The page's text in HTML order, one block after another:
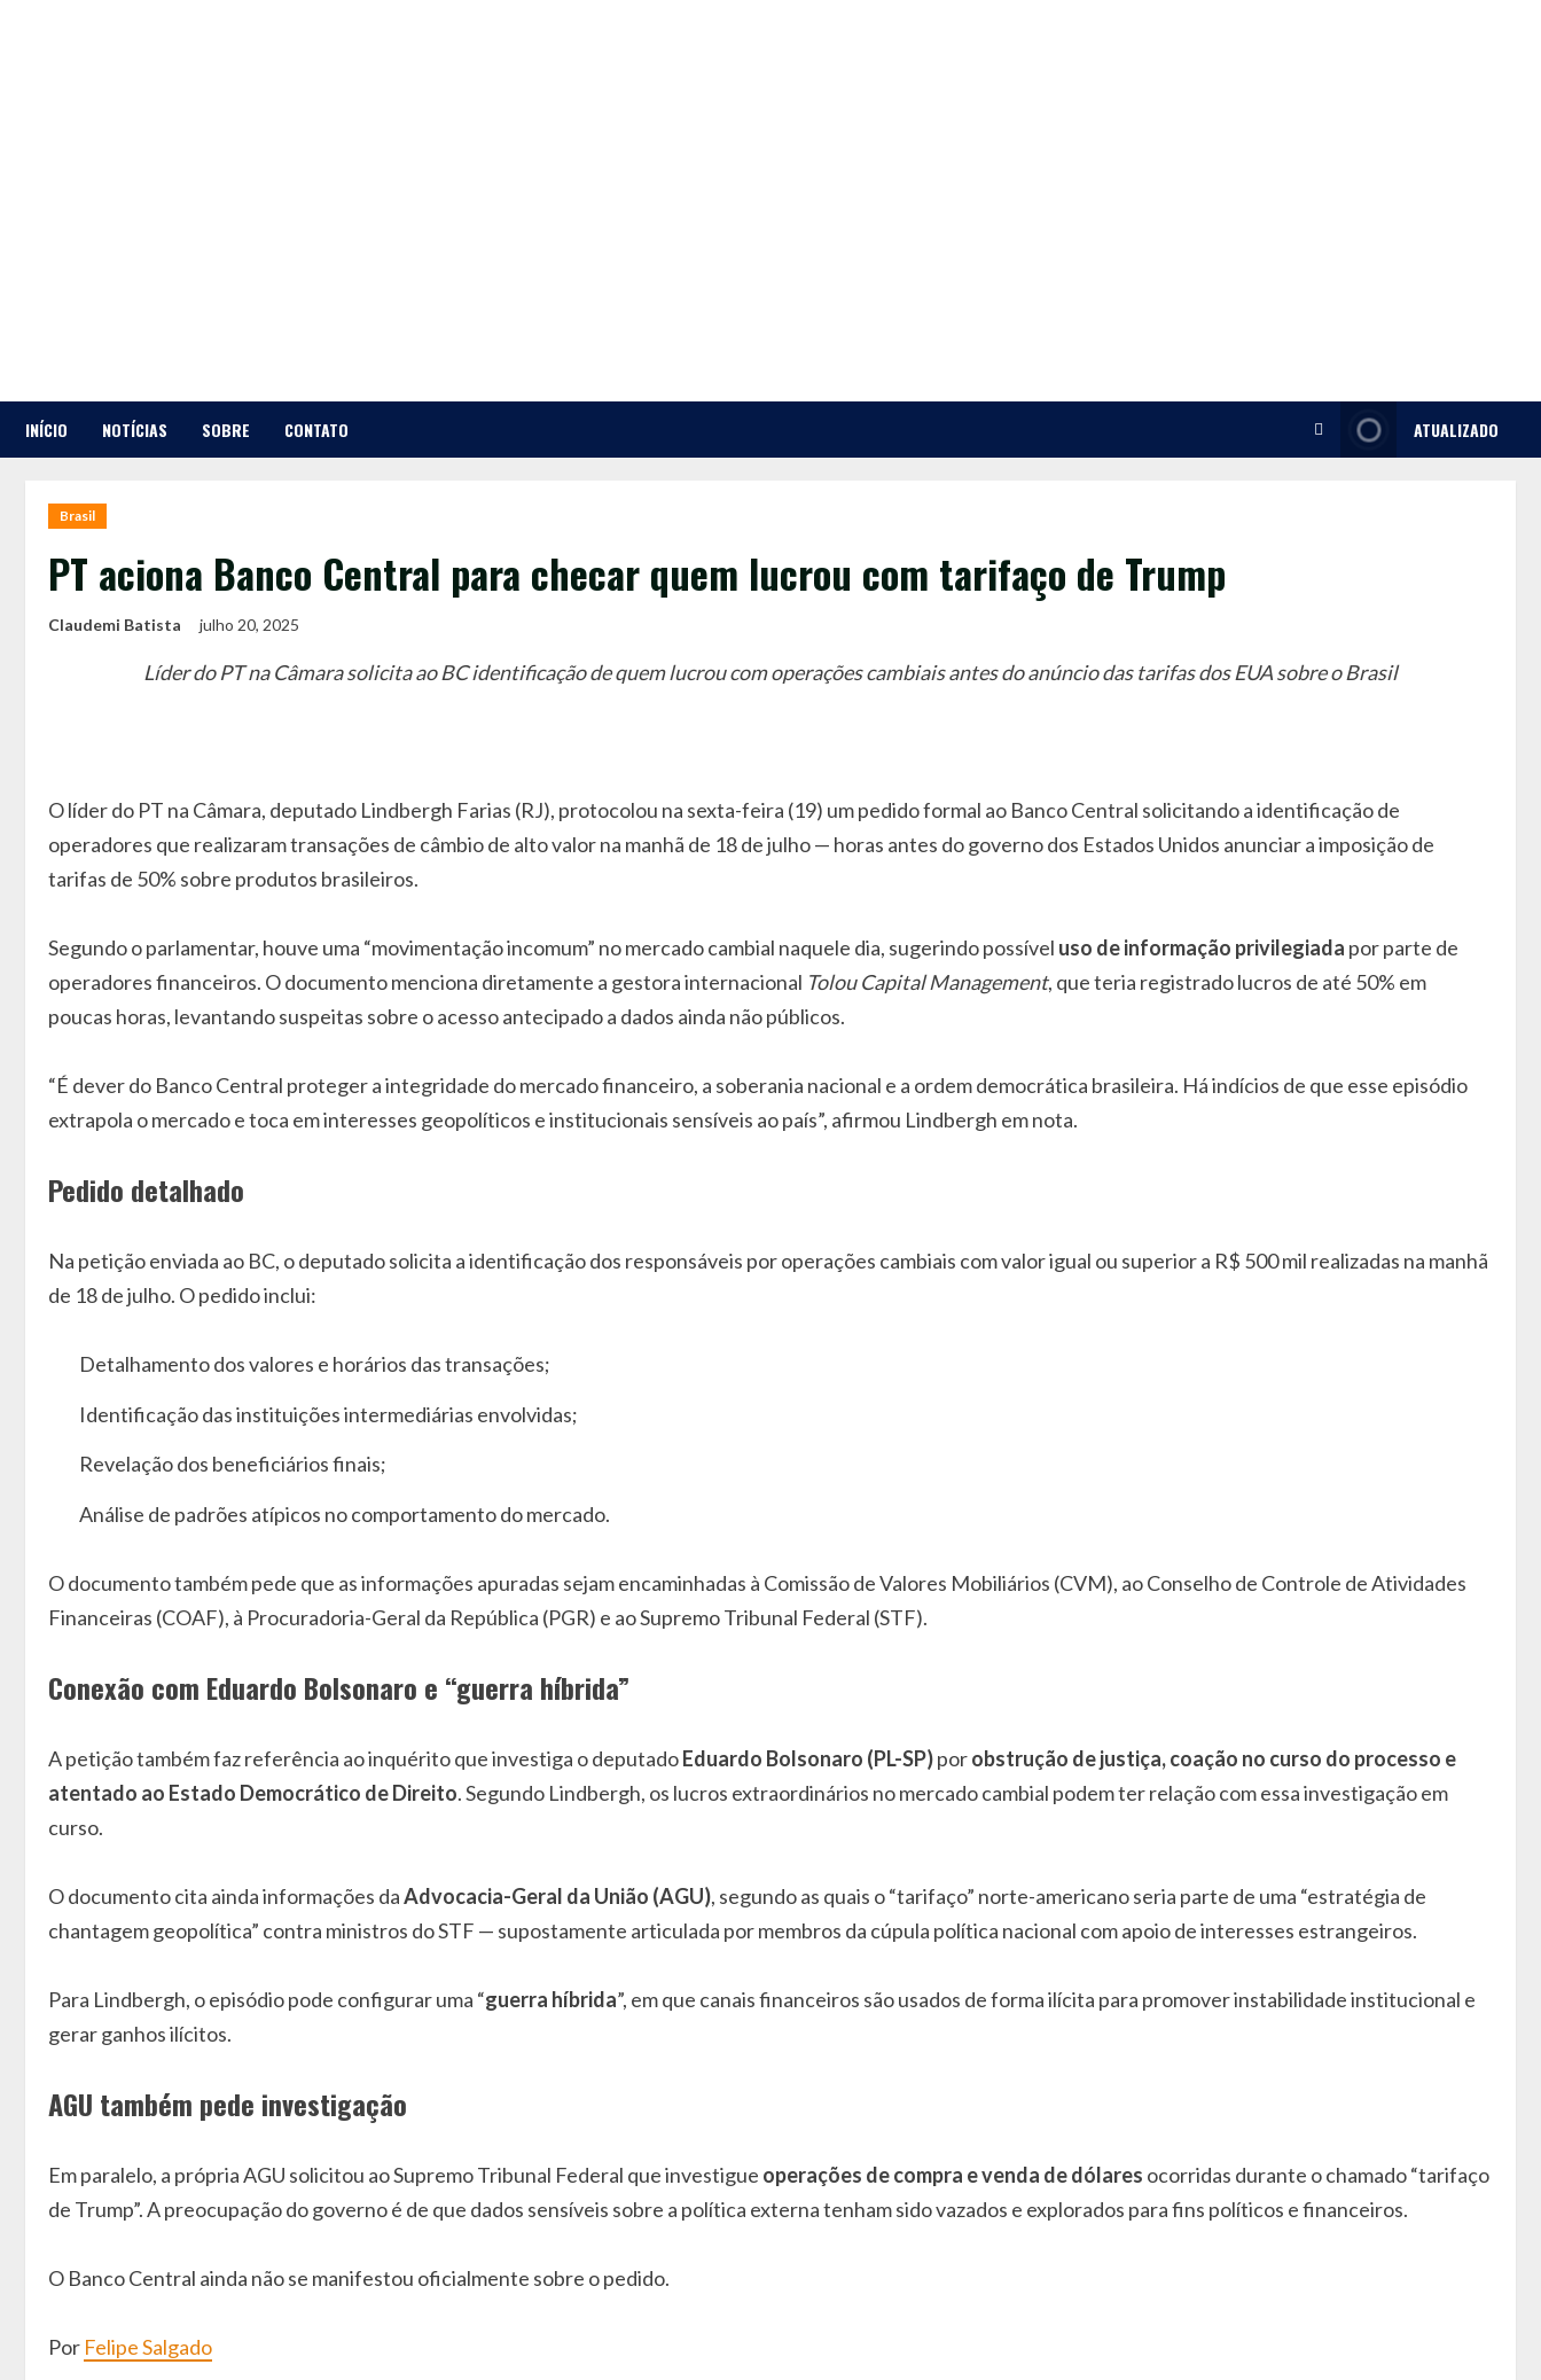
INÍCIO NOTÍCIAS SOBRE CONTATO ATUALIZADO
Brasil
PT aciona Banco Central para checar quem lucrou com tarifaço de Trump
Claudemi Batista julho 20, 2025
Líder do PT na Câmara solicita ao BC identificação de quem lucrou com operações cambiais antes do anúncio das tarifas dos EUA sobre o Brasil
O líder do PT na Câmara, deputado Lindbergh Farias (RJ), protocolou na sexta-feira (19) um pedido formal ao Banco Central solicitando a identificação de
operadores que realizaram transações de câmbio de alto valor na manhã de 18 de julho — horas antes do governo dos Estados Unidos anunciar a imposição de
tarifas de 50% sobre produtos brasileiros.
Segundo o parlamentar, houve uma “movimentação incomum” no mercado cambial naquele dia, sugerindo possível uso de informação privilegiada por parte de
operadores financeiros. O documento menciona diretamente a gestora internacional Tolou Capital Management, que teria registrado lucros de até 50% em
poucas horas, levantando suspeitas sobre o acesso antecipado a dados ainda não públicos.
“É dever do Banco Central proteger a integridade do mercado financeiro, a soberania nacional e a ordem democrática brasileira. Há indícios de que esse episódio
extrapola o mercado e toca em interesses geopolíticos e institucionais sensíveis ao país”, afirmou Lindbergh em nota.
Pedido detalhado
Na petição enviada ao BC, o deputado solicita a identificação dos responsáveis por operações cambiais com valor igual ou superior a R$ 500 mil realizadas na manhã
de 18 de julho. O pedido inclui:
Detalhamento dos valores e horários das transações;
Identificação das instituições intermediárias envolvidas;
Revelação dos beneficiários finais;
Análise de padrões atípicos no comportamento do mercado.
O documento também pede que as informações apuradas sejam encaminhadas à Comissão de Valores Mobiliários (CVM), ao Conselho de Controle de Atividades
Financeiras (COAF), à Procuradoria-Geral da República (PGR) e ao Supremo Tribunal Federal (STF).
Conexão com Eduardo Bolsonaro e “guerra híbrida”
A petição também faz referência ao inquérito que investiga o deputadoEduardo Bolsonaro (PL-SP)porobstrução de justiça, coação no curso do processo e
atentado ao Estado Democrático de Direito. Segundo Lindbergh, os lucros extraordinários no mercado cambial podem ter relação com essa investigação em
curso.
O documento cita ainda informações daAdvocacia-Geral da União (AGU), segundo as quais o “tarifaço” norte-americano seria parte de uma “estratégia de
chantagem geopolítica” contra ministros do STF — supostamente articulada por membros da cúpula política nacional com apoio de interesses estrangeiros.
Para Lindbergh, o episódio pode configurar uma “guerra híbrida”, em que canais financeiros são usados de forma ilícita para promover instabilidade institucional e
gerar ganhos ilícitos.
AGU também pede investigação
Em paralelo, a própria AGU solicitou ao Supremo Tribunal Federal que investigue operações de compra e venda de dólares ocorridas durante o chamado “tarifaço
de Trump”. A preocupação do governo é de que dados sensíveis sobre a política externa tenham sido vazados e explorados para fins políticos e financeiros.
O Banco Central ainda não se manifestou oficialmente sobre o pedido.
Por Felipe Salgado